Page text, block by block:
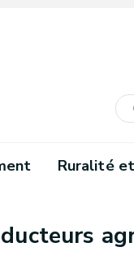
Ruralité